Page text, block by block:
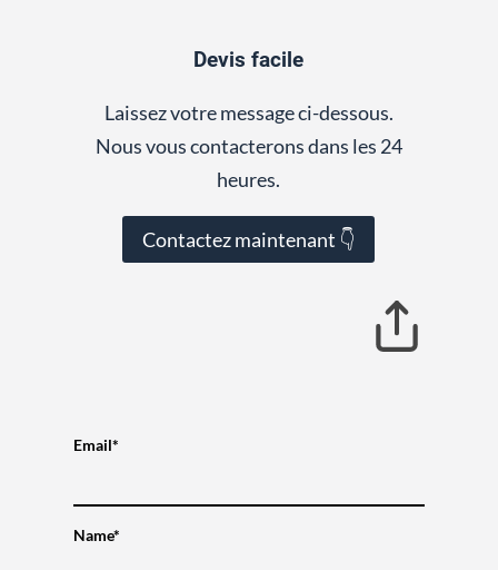
Devis facile
Laissez votre message ci-dessous.
Nous vous contacterons dans les 24
heures.
Contactez maintenant 👇
Email*
Name*